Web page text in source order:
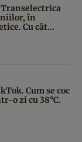
în
Cu cât...
Cum se coc
o zi cu 38°C.